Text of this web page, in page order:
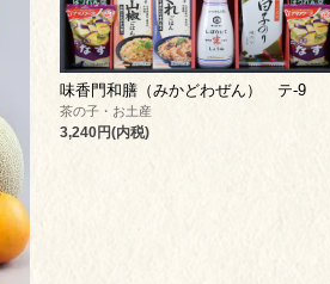
味香門和膳（みかどわぜん） テ-9
茶の子・お土産
3,240円(内税)